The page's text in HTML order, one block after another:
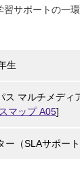
サポートの一
生
ス マルチメディ
マップ A05]
（SLAサポート